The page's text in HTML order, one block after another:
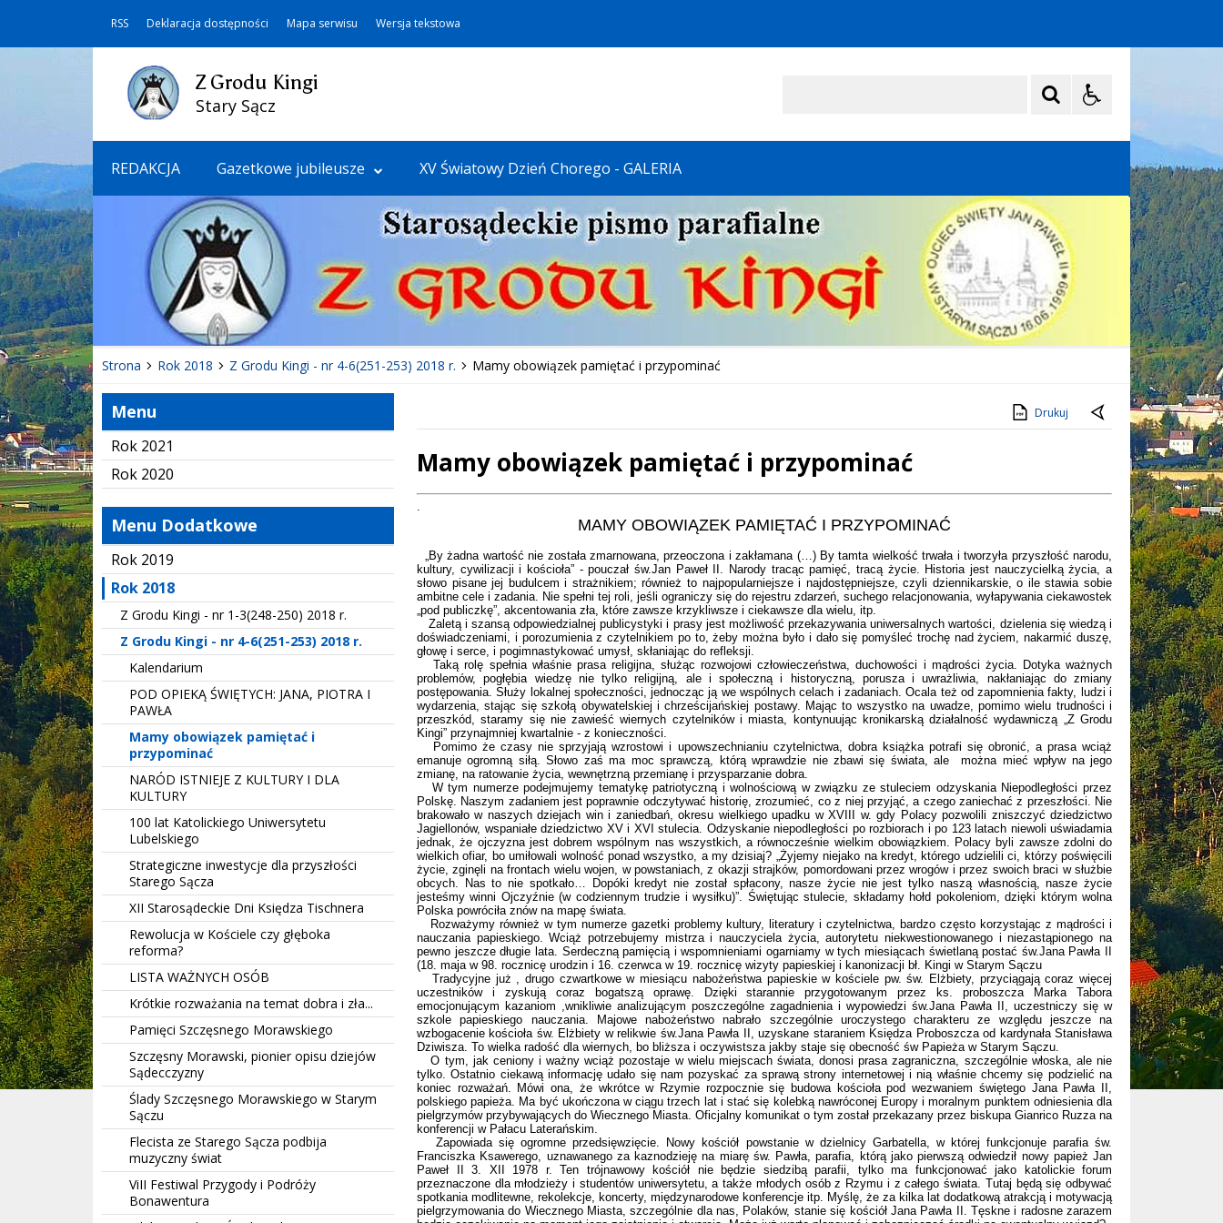
RSS Deklaracja dostępności Mapa serwisu Wersja tekstowa
Z Grodu Kingi
Stary Sącz
REDAKCJA Gazetkowe jubileusze XV Światowy Dzień Chorego - GALERIA
Strona Rok 2018 Z Grodu Kingi - nr 4-6(251-253) 2018 r. Mamy obowiązek pamiętać i przypominać
Menu
Rok 2021
Rok 2020
Menu Dodatkowe
Rok 2019
Rok 2018
Z Grodu Kingi - nr 1-3(248-250) 2018 r.
Z Grodu Kingi - nr 4-6(251-253) 2018 r.
Kalendarium
POD OPIEKĄ ŚWIĘTYCH: JANA, PIOTRA I
PAWŁA
Mamy obowiązek pamiętać i
przypominać
NARÓD ISTNIEJE Z KULTURY I DLA
KULTURY
100 lat Katolickiego Uniwersytetu
Lubelskiego
Strategiczne inwestycje dla przyszłości
Starego Sącza
XII Starosądeckie Dni Księdza Tischnera
Rewolucja w Kościele czy głęboka
reforma?
LISTA WAŻNYCH OSÓB
Krótkie rozważania na temat dobra i zła...
Pamięci Szczęsnego Morawskiego
Szczęsny Morawski, pionier opisu dziejów
Sądecczyzny
Ślady Szczęsnego Morawskiego w Starym
Sączu
Flecista ze Starego Sącza podbija
muzyczny świat
ViII Festiwal Przygody i Podróży
Bonawentura
Drukuj
Mamy obowiązek pamiętać i przypominać
Treść
MAMY OBOWIĄZEK PAMIĘTAĆ I PRZYPOMINAĆ
„By żadna wartość nie została zmarnowana, przeoczona i zakłamana (…) By tamta wielkość trwała i tworzyła przyszłość narodu,
kultury, cywilizacji i kościoła” - pouczał św.Jan Paweł II. Narody tracąc pamięć, tracą życie. Historia jest nauczycielką życia, a
słowo pisane jej budulcem i strażnikiem; również to najpopularniejsze i najdostępniejsze, czyli dziennikarskie, o ile stawia sobie
ambitne cele i zadania. Nie spełni tej roli, jeśli ograniczy się do rejestru zdarzeń, suchego relacjonowania, wyłapywania ciekawostek
„pod publiczkę”, akcentowania zła, które zawsze krzykliwsze i ciekawsze dla wielu, itp.
Zaletą i szansą odpowiedzialnej publicystyki i prasy jest możliwość przekazywania uniwersalnych wartości, dzielenia się wiedzą i
doświadczeniami, i porozumienia z czytelnikiem po to, żeby można było i dało się pomyśleć trochę nad życiem, nakarmić duszę,
głowę i serce, i pogimnastykować umysł, skłaniając do refleksji.
Taką rolę spełnia właśnie prasa religijna, służąc rozwojowi człowieczeństwa, duchowości i mądrości życia. Dotyka ważnych
problemów, pogłębia wiedzę nie tylko religijną, ale i społeczną i historyczną, porusza i uwrażliwia, nakłaniając do zmiany
postępowania. Służy lokalnej społeczności, jednocząc ją we wspólnych celach i zadaniach. Ocala też od zapomnienia fakty, ludzi i
wydarzenia, stając się szkołą obywatelskiej i chrześcijańskiej postawy. Mając to wszystko na uwadze, pomimo wielu trudności i
przeszkód, staramy się nie zawieść wiernych czytelników i miasta, kontynuując kronikarską działalność wydawniczą „Z Grodu
Kingi” przynajmniej kwartalnie - z konieczności.
Pomimo że czasy nie sprzyjają wzrostowi i upowszechnianiu czytelnictwa, dobra książka potrafi się obronić, a prasa wciąż
emanuje ogromną siłą. Słowo zaś ma moc sprawczą, którą wprawdzie nie zbawi się świata, ale można mieć wpływ na jego
zmianę, na ratowanie życia, wewnętrzną przemianę i przysparzanie dobra.
W tym numerze podejmujemy tematykę patriotyczną i wolnościową w związku ze stuleciem odzyskania Niepodległości przez
Polskę. Naszym zadaniem jest poprawnie odczytywać historię, zrozumieć, co z niej przyjąć, a czego zaniechać z przeszłości. Nie
brakowało w naszych dziejach win i zaniedbań, okresu wielkiego upadku w XVIII w. gdy Polacy pozwolili zniszczyć dziedzictwo
Jagiellonów, wspaniałe dziedzictwo XV i XVI stulecia. Odzyskanie niepodległości po rozbiorach i po 123 latach niewoli uświadamia
jednak, że ojczyzna jest dobrem wspólnym nas wszystkich, a równocześnie wielkim obowiązkiem. Polacy byli zawsze zdolni do
wielkich ofiar, bo umiłowali wolność ponad wszystko, a my dzisiaj? „Żyjemy niejako na kredyt, którego udzielili ci, którzy poświęcili
życie, zginęli na frontach wielu wojen, w powstaniach, z okazji strajków, pomordowani przez wrogów i przez swoich braci w służbie
obcych. Nas to nie spotkało… Dopóki kredyt nie został spłacony, nasze życie nie jest tylko naszą własnością, nasze życie
jesteśmy winni Ojczyźnie (w codziennym trudzie i wysiłku)”. Świętując stulecie, składamy hołd pokoleniom, dzięki którym wolna
Polska powróciła znów na mapę świata.
Rozważymy również w tym numerze gazetki problemy kultury, literatury i czytelnictwa, bardzo często korzystając z mądrości i
nauczania papieskiego. Wciąż potrzebujemy mistrza i nauczyciela życia, autorytetu niekwestionowanego i niezastąpionego na
pewno jeszcze długie lata. Serdeczną pamięcią i wspomnieniami ogarniamy w tych miesiącach świetlaną postać św.Jana Pawła II
(18. maja w 98. rocznicę urodzin i 16. czerwca w 19. rocznicę wizyty papieskiej i kanonizacji bł. Kingi w Starym Sączu
Tradycyjne już , drugo czwartkowe w miesiącu nabożeństwa papieskie w kościele pw. św. Elżbiety, przyciągają coraz więcej
uczestników i zyskują coraz bogatszą oprawę. Dzięki starannie przygotowanym przez ks. proboszcza Marka Tabora
emocjonującym kazaniom ,wnikliwie analizującym poszczególne zagadnienia i wypowiedzi św.Jana Pawła II, uczestniczy się w
szkole papieskiego nauczania. Majowe nabożeństwo nabrało szczególnie uroczystego charakteru ze względu jeszcze na
wzbogacenie kościoła św. Elżbiety w relikwie św.Jana Pawła II, uzyskane staraniem Księdza Proboszcza od kardynała Stanisława
Dziwisza. To wielka radość dla wiernych, bo bliższa i oczywistsza jakby staje się obecność św Papieża w Starym Sączu.
O tym, jak ceniony i ważny wciąż pozostaje w wielu miejscach świata, donosi prasa zagraniczna, szczególnie włoska, ale nie
tylko. Ostatnio ciekawą informację udało się nam pozyskać za sprawą strony internetowej i nią właśnie chcemy się podzielić na
koniec rozważań. Mówi ona, że wkrótce w Rzymie rozpocznie się budowa kościoła pod wezwaniem świętego Jana Pawła II,
polskiego papieża. Ma być ukończona w ciągu trzech lat i stać się kolebką nawróconej Europy i moralnym punktem odniesienia dla
pielgrzymów przybywających do Wiecznego Miasta. Oficjalny komunikat o tym został przekazany przez biskupa Gianrico Ruzza na
konferencji w Pałacu Laterańskim.
Zapowiada się ogromne przedsięwzięcie. Nowy kościół powstanie w dzielnicy Garbatella, w której funkcjonuje parafia św.
Franciszka Ksawerego, uznawanego za kaznodzieję na miarę św. Pawła, parafia, którą jako pierwszą odwiedził nowy papież Jan
Paweł II 3. XII 1978 r. Ten trójnawowy kościół nie będzie siedzibą parafii, tylko ma funkcjonować jako katolickie forum
przeznaczone dla młodzieży i studentów uniwersytetu, a także młodych osób z Rzymu i z całego świata. Tutaj będą się odbywać
spotkania modlitewne, rekolekcje, koncerty, międzynarodowe konferencje itp. Myślę, że za kilka lat dodatkową atrakcją i motywacją
pielgrzymowania do Wiecznego Miasta, szczególnie dla nas, Polaków, stanie się kościół Jana Pawła II. Tęskne i radosne zarazem